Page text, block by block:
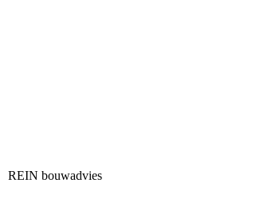
REIN bouwadvies